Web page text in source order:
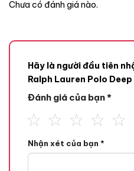
Tone Hương
Chưa có đánh giá nào.
Hãy là người đầu tiên
Ralph Lauren Polo
Đánh giá của bạn*
Nhận xét của bạn *